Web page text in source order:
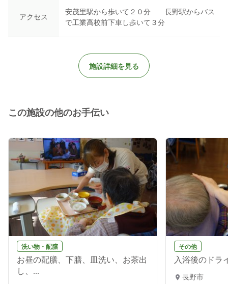
アクセス
安茂里駅から歩いて２０分 長野駅からバス
で工業高校前下車し歩いて３分
施設詳細を見る
この施設の他のお手伝い
洗い物・配膳
お昼の配膳、下膳、皿洗い、お茶出
し、...
その他
入浴後のドラ
長野市